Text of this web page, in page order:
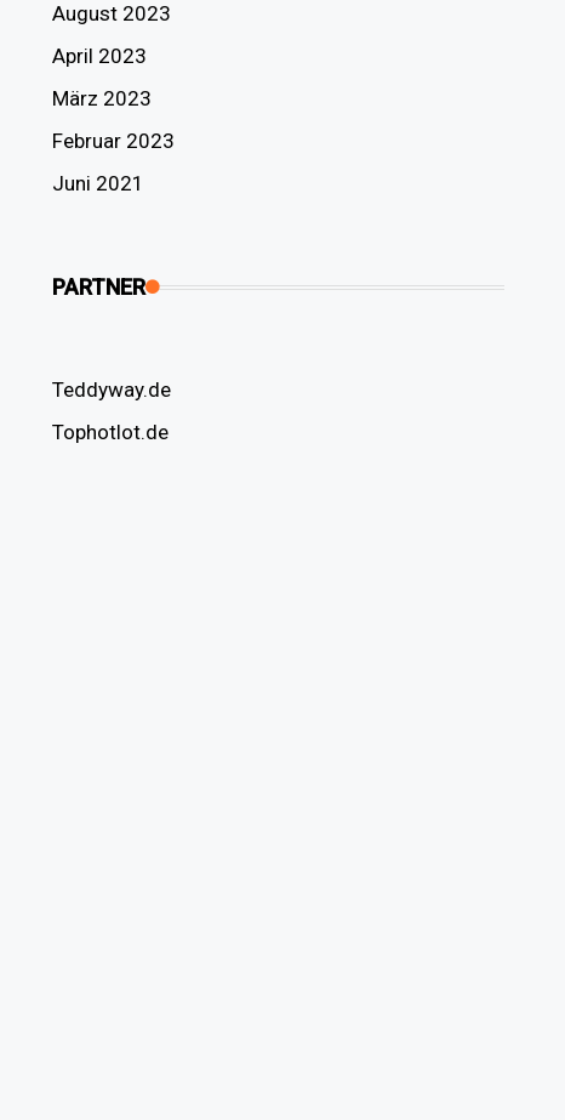
August 2023
April 2023
März 2023
Februar 2023
Juni 2021
PARTNER
Teddyway.de
Tophotlot.de